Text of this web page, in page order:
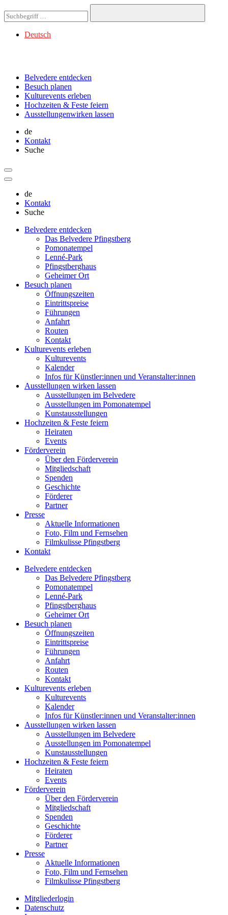
Deutsch
Belvedere entdecken
Besuch planen
Kulturevents erleben
Hochzeiten & Feste feiern
Ausstellungenwirken lassen
de
Kontakt
Suche
de
Kontakt
Suche
Belvedere entdecken
Das Belvedere Pfingstberg
Pomonatempel
Lenné-Park
Pfingstberghaus
Geheimer Ort
Besuch planen
Öffnungszeiten
Eintrittspreise
Führungen
Anfahrt
Routen
Kontakt
Kulturevents erleben
Kulturevents
Kalender
Infos für Künstler:innen und Veranstalter:innen
Ausstellungen wirken lassen
Ausstellungen im Belvedere
Ausstellungen im Pomonatempel
Kunstausstellungen
Hochzeiten & Feste feiern
Heiraten
Events
Förderverein
Über den Förderverein
Mitgliedschaft
Spenden
Geschichte
Förderer
Partner
Presse
Aktuelle Informationen
Foto, Film und Fernsehen
Filmkulisse Pfingstberg
Kontakt
Belvedere entdecken
Das Belvedere Pfingstberg
Pomonatempel
Lenné-Park
Pfingstberghaus
Geheimer Ort
Besuch planen
Öffnungszeiten
Eintrittspreise
Führungen
Anfahrt
Routen
Kontakt
Kulturevents erleben
Kulturevents
Kalender
Infos für Künstler:innen und Veranstalter:innen
Ausstellungen wirken lassen
Ausstellungen im Belvedere
Ausstellungen im Pomonatempel
Kunstausstellungen
Hochzeiten & Feste feiern
Heiraten
Events
Förderverein
Über den Förderverein
Mitgliedschaft
Spenden
Geschichte
Förderer
Partner
Presse
Aktuelle Informationen
Foto, Film und Fernsehen
Filmkulisse Pfingstberg
Mitgliederlogin
Datenschutz